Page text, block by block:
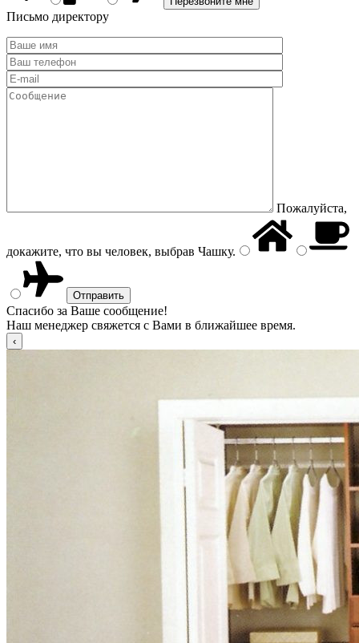
Письмо директору
Пожалуйста,
докажите, что вы человек, выбрав Чашку.
Спасибо за Ваше сообщение!
Наш менеджер свяжется с Вами в ближайшее время.